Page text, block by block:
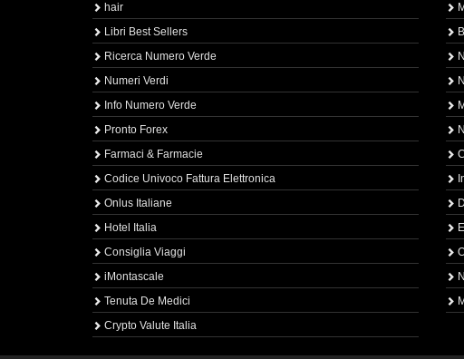
hair
Libri Best Sellers
Ricerca Numero Verde
Numeri Verdi
Info Numero Verde
Pronto Forex
Farmaci & Farmacie
Codice Univoco Fattura Elettronica
Onlus Italiane
Hotel Italia
Consiglia Viaggi
iMontascale
Tenuta De Medici
Crypto Valute Italia